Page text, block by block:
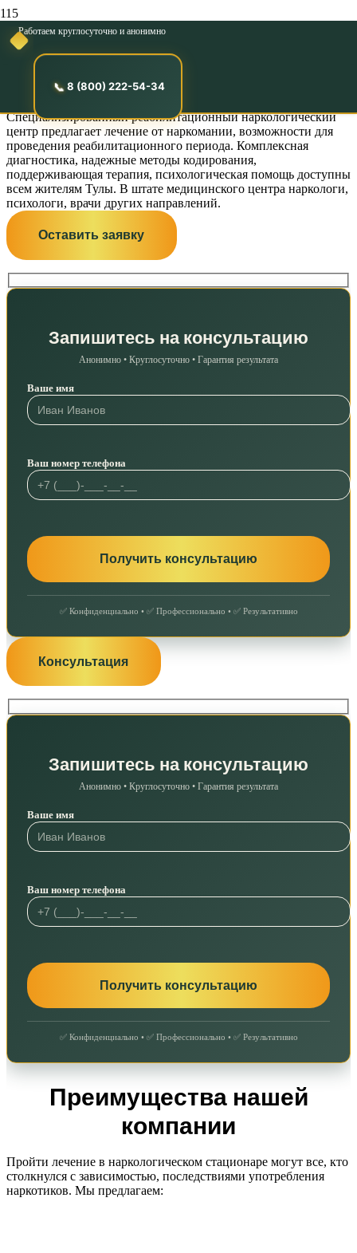
Работаем круглосуточно и анонимно
8 (800) 222-54-34
Цены наркологической
клиники в Туле
Специализированный реабилитационный наркологический
центр предлагает лечение от наркомании, возможности для
проведения реабилитационного периода. Комплексная
диагностика, надежные методы кодирования,
поддерживающая терапия, психологическая помощь доступны
всем жителям Тулы. В штате медицинского центра наркологи,
психологи, врачи других направлений.
Оставить заявку
Запишитесь на консультацию
Анонимно • Круглосуточно • Гарантия результата
Ваше имя
Ваш номер телефона
✅ Конфиденциально • ✅ Профессионально • ✅ Результативно
Консультация
Запишитесь на консультацию
Анонимно • Круглосуточно • Гарантия результата
Ваше имя
Ваш номер телефона
✅ Конфиденциально • ✅ Профессионально • ✅ Результативно
Преимущества нашей
компании
Пройти лечение в наркологическом стационаре могут все, кто
столкнулся с зависимостью, последствиями употребления
наркотиков. Мы предлагаем: